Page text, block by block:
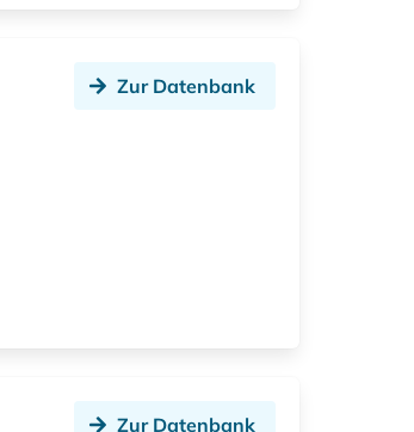
Zur Datenbank
Zur Datenbank